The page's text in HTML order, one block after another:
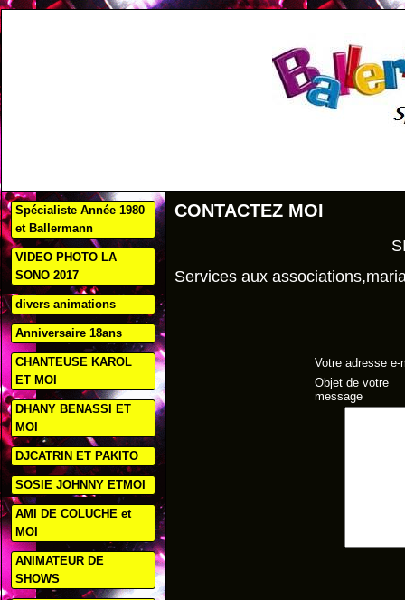
Spécialiste Année 1980
et Ballermann
VIDEO PHOTO LA
SONO 2017
divers animations
Anniversaire 18ans
CHANTEUSE KAROL
ET MOI
DHANY BENASSI ET
MOI
DJCATRIN ET PAKITO
SOSIE JOHNNY ETMOI
AMI DE COLUCHE et
MOI
ANIMATEUR DE
SHOWS
CONTACTEZ MOI
Services aux
Votre adresse e-
Objet de votre
message